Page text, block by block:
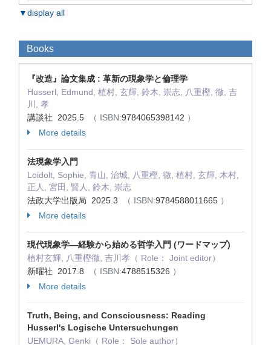
▼display all
Books
『改造』論文集成 : 革新の現象学と倫理学
Husserl, Edmund, 植村, 玄輝, 鈴木, 崇志, 八重樫, 徹, 吉
川, 孝
講談社 2025.5
（ ISBN:9784065398142 ）
More details
法現象学入門
Loidolt, Sophie, 青山, 治城, 八重樫, 徹, 植村, 玄輝, 木村,
正人, 宮田, 賢人, 鈴木, 崇志
法政大学出版局 2025.3
（ ISBN:9784588011665 ）
More details
現代現象学―経験から始める哲学入門 (ワードマップ)
植村玄輝, 八重樫徹, 吉川孝（ Role： Joint editor）
新曜社 2017.8
（ ISBN:4788515326 ）
More details
Truth, Being, and Consciousness: Reading
Husserl's Logische Untersuchungen
UEMURA, Genki（ Role： Sole author）